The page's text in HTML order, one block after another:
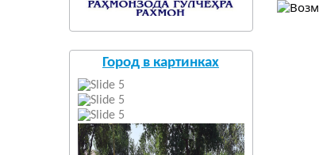
Город в картинках